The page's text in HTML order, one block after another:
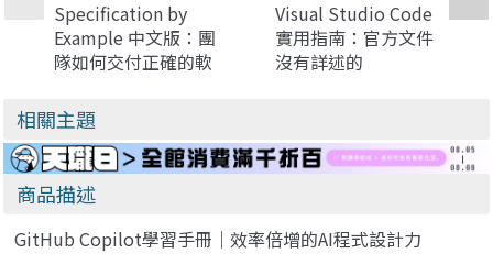
Specification by
Example 中文版：團
隊如何交付正確的軟
Example: How
Successful Teams
Deliver the Right
Software)
Visual Studio Code
實用指南：官方文件
沒有詳述的
人賽系列書）
相關主題
商品描述
GitHub Copilot學習手冊｜效率倍增的AI程式設計力